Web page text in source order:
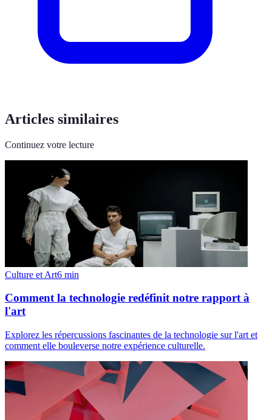
Articles similaires
Continuez votre lecture
Culture et Art6 min
Comment la technologie redéfinit notre rapport à
l'art
Explorez les répercussions fascinantes de la technologie sur l'art et
comment elle bouleverse notre expérience culturelle.